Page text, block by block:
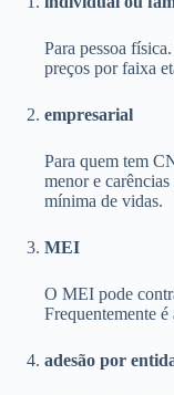
Para pessoa
preços por faixa
empresarial
Para quem tem
menor e
mínima de vidas.
MEI
O MEI pode
Frequentemente
adesão por